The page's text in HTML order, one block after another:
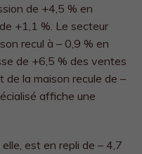
de +4,5 % en
+1,1 %. Le secteur
recul à – 0,9 % en
de +6,5 % des ventes
de la maison recule de –
affiche une
est en repli de – 4,7